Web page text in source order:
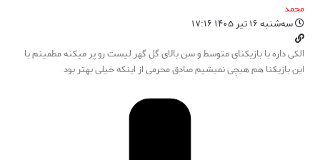
محمد
سه‌شنبه ۱۶ تیر ۱۴۰۵ ۱۷:۱۶
الکی داره با بازیکنای متوسط و سن بالای گل گهر لیست رو پر میکنه مطمینم با
این بازیکنا هم هیچی نمیشیم صادق محرمی از اینکه خیلی بهتر بود